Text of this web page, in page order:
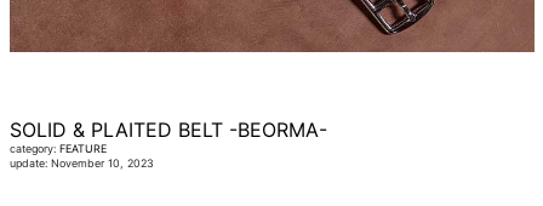
SOLID & PLAITED BELT -BEORMA-
category: FEATURE
update: November 10, 2023